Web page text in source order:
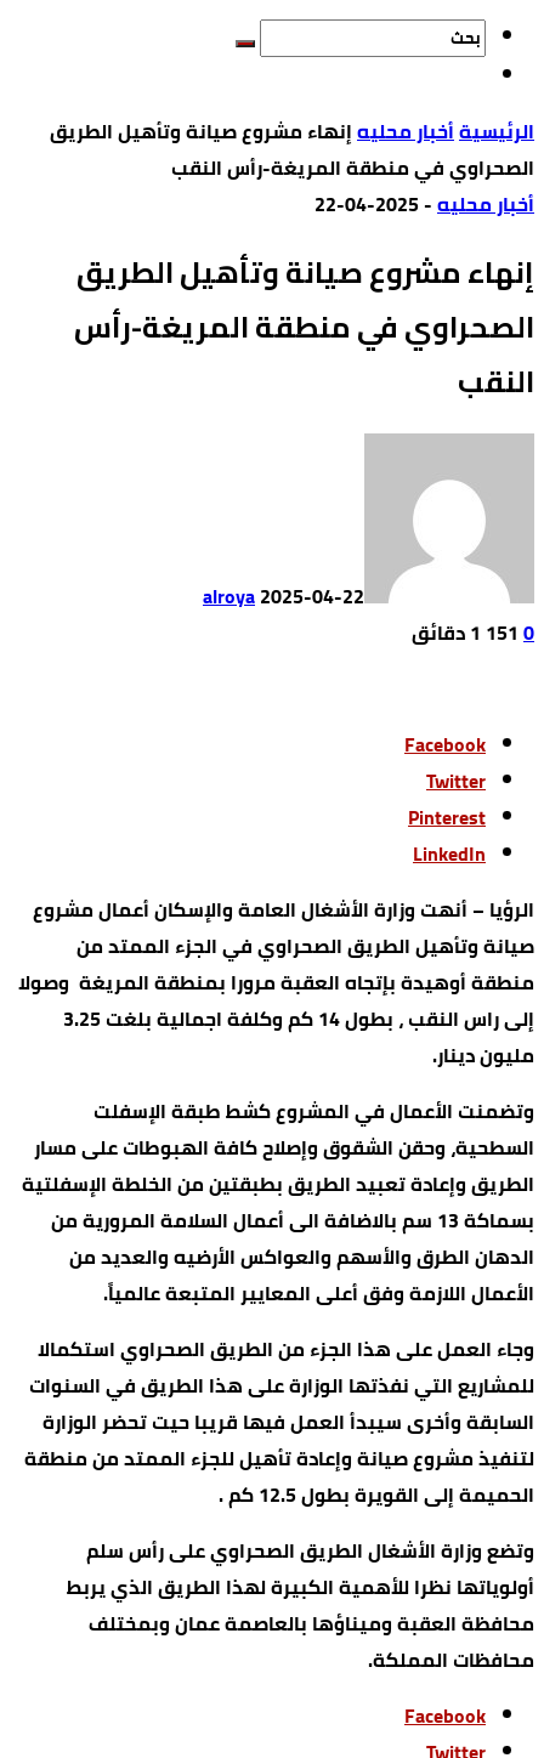
‫الرئيسية‬أخبار محليهإنهاء مشروع صيانة وتأهيل الطريق
الصحراوي في منطقة المريغة-رأس النقب
أخبار محليه-
2025-04-22
إنهاء مشروع صيانة وتأهيل الطريق
الصحراوي في منطقة المريغة-رأس
النقب
alroya2025-04-22
0
151 1 ‫دقائق‬
Facebook
Twitter
Pinterest
LinkedIn
الرؤيا – أنهت وزارة الأشغال العامة والإسكان أعمال مشروع
صيانة وتأهيل الطريق الصحراوي في الجزء الممتد من
منطقة أوهيدة بإتجاه العقبة مرورا بمنطقة المريغة وصولا
إلى راس النقب ، بطول 14 كم وكلفة اجمالية بلغت 3.25
مليون دينار.
وتضمنت الأعمال في المشروع كشط طبقة الإسفلت
السطحية، وحقن الشقوق وإصلاح كافة الهبوطات على مسار
الطريق وإعادة تعبيد الطريق بطبقتين من الخلطة الإسفلتية
بسماكة 13 سم بالاضافة الى أعمال السلامة المرورية من
الدهان الطرق والأسهم والعواكس الأرضيه والعديد من
الأعمال اللازمة وفق أعلى المعايير المتبعة عالمياً.
وجاء العمل على هذا الجزء من الطريق الصحراوي استكمالا
للمشاريع التي نفذتها الوزارة على هذا الطريق في السنوات
السابقة وأخرى سيبدأ العمل فيها قريبا حيت تحضر الوزارة
لتنفيذ مشروع صيانة وإعادة تأهيل للجزء الممتد من منطقة
الحميمة إلى القويرة بطول 12.5 كم .
وتضع وزارة الأشغال الطريق الصحراوي على رأس سلم
أولوياتها نظرا للأهمية الكبيرة لهذا الطريق الذي يربط
محافظة العقبة وميناؤها بالعاصمة عمان وبمختلف
محافظات المملكة.
Facebook